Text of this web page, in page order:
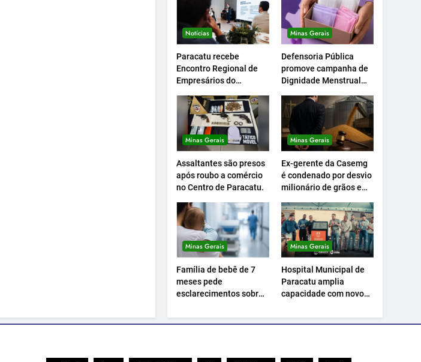
Notícias
Paracatu recebe
Encontro Regional de
Empresários do
Minas Gerais
Defensoria Pública
promove campanha de
Dignidade Menstrual
Minas Gerais
Assaltantes são presos
após roubo a comércio
no Centro de Paracatu.
Minas Gerais
Ex-gerente da Casemg
é condenado por desvio
milionário de grãos em
Minas Gerais
Família de bebê de 7
meses pede
esclarecimentos sobre
transferência
Minas Gerais
Hospital Municipal de
Paracatu amplia
capacidade com novo